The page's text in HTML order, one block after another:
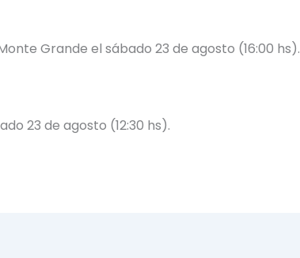
Grande el sábado 23 de agosto (16:00 hs).
23 de agosto (12:30 hs).